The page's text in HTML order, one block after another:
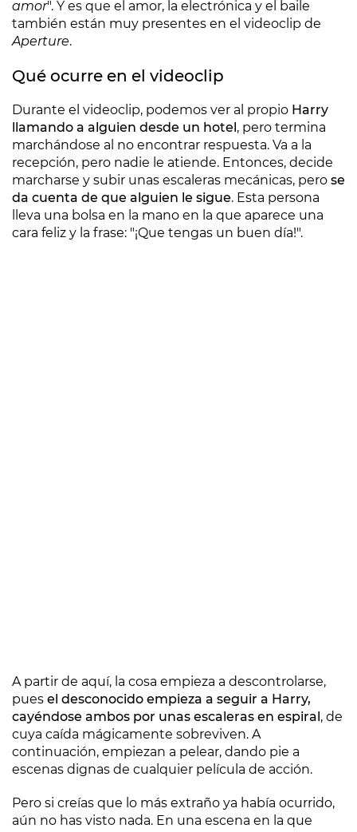
amor". Y es que el amor, la electrónica y el baile
también están muy presentes en el videoclip de
Aperture.
Qué ocurre en el videoclip
Durante el videoclip, podemos ver al propio Harry
llamando a alguien desde un hotel, pero termina
marchándose al no encontrar respuesta. Va a la
recepción, pero nadie le atiende. Entonces, decide
marcharse y subir unas escaleras mecánicas, pero se
da cuenta de que alguien le sigue. Esta persona
lleva una bolsa en la mano en la que aparece una
cara feliz y la frase: "¡Que tengas un buen día!".
A partir de aquí, la cosa empieza a descontrolarse,
pues el desconocido empieza a seguir a Harry,
cayéndose ambos por unas escaleras en espiral, de
cuya caída mágicamente sobreviven. A
continuación, empiezan a pelear, dando pie a
escenas dignas de cualquier película de acción.
Pero si creías que lo más extraño ya había ocurrido,
aún no has visto nada. En una escena en la que